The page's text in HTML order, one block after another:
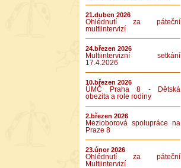
21.duben 2026
Ohlédnutí za páteční
multiintervizí
24.březen 2026
Multiintervizní setkání
17.4.2026
10.březen 2026
ÚMČ Praha 8 - Dětská
obezita a role rodiny
2.březen 2026
Mezioborová spolupráce na
Praze 8
23.únor 2026
Ohlédnutí za páteční
Multiintervizí